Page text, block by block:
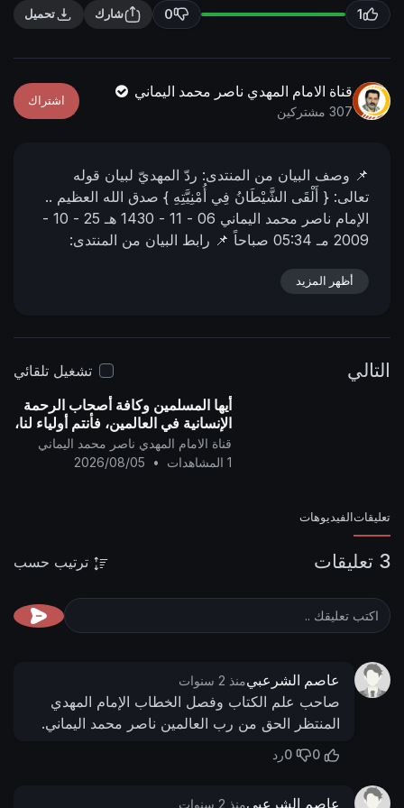
s
f
l
s
1
0 شارك تحميل
قناة الامام المهدي ناصر محمد اليماني
307 مشتركين
اشتراك
📌 وصف البیان من المنتدى: ردّ المهديّ لبيان قوله
تعالى: { أَلْقَى الشَّيْطَانُ فِي أُمْنِيَّتِهِ } صدق الله العظيم ..
الإمام ناصر محمد اليماني 06 - 11 - 1430 هـ
25 - 10 -
2009 مـ
05:34 صباحاً
📌 رابط البيان من المنتدى:
p=51404
أظهر المزيد
التالي
تشغيل تلقائي
أيها المسلمين وكافة أصحاب الرحمة
الإنسانية في العالمين، فأنتم أولياء لنا،
وإن الشيطان (دونالد ترامب) عدو
للمسلمين..
قناة الامام المهدي ناصر محمد اليماني
1 المشاهدات
•
2026/08/05
تعليقات الفيديوهات
3 تعليقات ترتيب حسب
عاصم الشرعبيمنذ 2 سنوات
صاحب علم الكتاب وفصل الخطاب الإمام المهدي
المنتظر الحق من رب العالمين ناصر محمد اليماني.
0
0رد
عاصم الشرعبيمنذ 2 سنوات